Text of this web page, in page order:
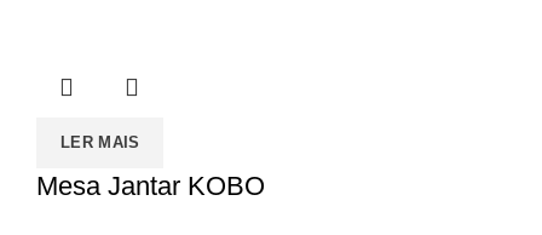
LER MAIS
Mesa Jantar KOBO